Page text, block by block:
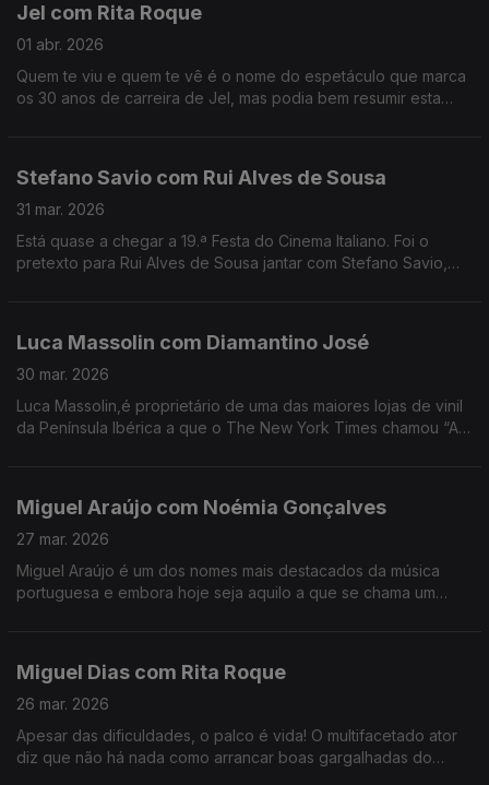
Jel com Rita Roque
01 abr. 2026
Quem te viu e quem te vê é o nome do espetáculo que marca
os 30 anos de carreira de Jel, mas podia bem resumir esta
Stefano Savio com Rui Alves de Sousa
31 mar. 2026
Está quase a chegar a 19.ª Festa do Cinema Italiano. Foi o
pretexto para Rui Alves de Sousa jantar com Stefano Savio,
Luca Massolin com Diamantino José
30 mar. 2026
Luca Massolin,é proprietário de uma das maiores lojas de vinil
da Península Ibérica a que o The New York Times chamou “A
Miguel Araújo com Noémia Gonçalves
27 mar. 2026
Miguel Araújo é um dos nomes mais destacados da música
portuguesa e embora hoje seja aquilo a que se chama um
Miguel Dias com Rita Roque
26 mar. 2026
Apesar das dificuldades, o palco é vida! O multifacetado ator
diz que não há nada como arrancar boas gargalhadas do